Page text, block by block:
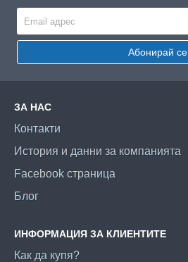
Абонирай се
ЗА НАС
Контакти
История и данни за компанията
Facebook страница
Блог
ИНФОРМАЦИЯ ЗА КЛИЕНТИТЕ
Как да купя?